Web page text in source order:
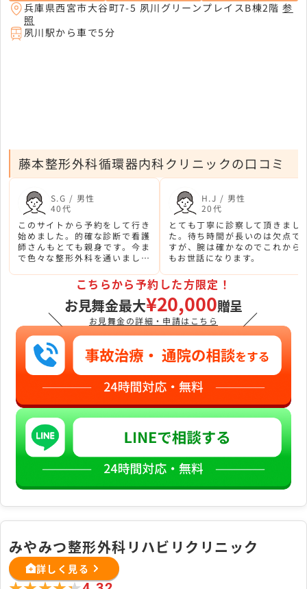
兵庫県西宮市大谷町7-5 夙川グリーンプレイスB棟2階参
照
夙川駅から車で5分
藤本整形外科循環器内科クリニックの口コミ
S.G / 男性
40代
このサイトから予約をして行き
始めました。的確な診断で看護
師さんもとても親身です。今ま
で色々な整形外科を通いました
す。交通事故治療利用はここが
おすすめです。
H.J / 男性
20代
とても丁寧に診察して頂きまし
た。待ち時間が長いのは欠点で
すが、腕は確かなのでこれから
もお世話になります。
＼
こちらから予約した方限定！
お見舞金最大¥20,000贈呈
お見舞金の詳細・申請はこちら ／
みやみつ整形外科リハビリクリニック
詳しく見る